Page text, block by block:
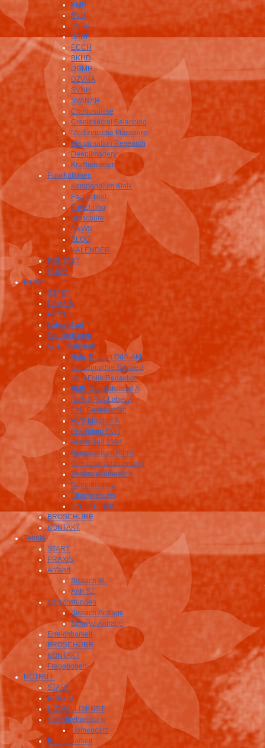
EMR
SVH
SVHA
SAHP
ECCH
BKHD
DGMH
DZVHÄ
SVNH
SVANAH
Craniosuisse
Craniosacral Balancing
Medizinische Masseure
Visualisation Research
Deeplimagery
Krafttierreisen
Publikationen
Kompendium Klnik
Fachartikel
Forschung
Broschüre
NEWS
BLOG
KALENDER
KONTAKT
SHOP
Person
START
PRAXIS
Portrait
Lebenslauf
Publikationen
Qualifikationen
Eidg. Diplom OdA-AM
Homöopathie Schweiz
SVH Folio Redaktion
EMR Qualitätslabel A
NVS SPAK Label A
CvB Gesellschaft
HVS Mitglied A
Präsidium SVH
Praxis seit 1994
Kompendium Klinik
Craniosacralbalancing
Zeremonialmedizin
Deepimagery
Ethnomedizin
Craniosuisse
BROSCHÜRE
KONTAKT
Termin
START
PRAXIS
Anfahrt
Sissach BL
Arth SZ
Sprechstunden
Sissach Anfrage
Schwyz Anfrage
Erreichbarkeit
BROSCHÜRE
KONTAKT
Fragebogen
NOTFALL
START
PRAXIS
NOTFALLDIENST
Selbstbehandlung
Homeocard
Erreichbarkeit